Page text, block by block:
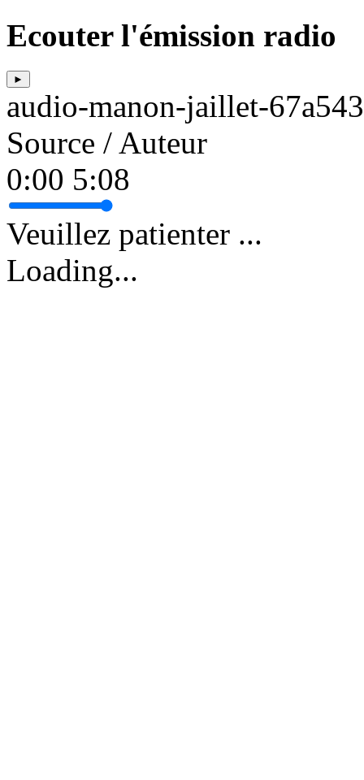
Ecouter l'émission radio
►
audio-manon-jaillet-
Source / Auteur
0:00 5:08
Veuillez patienter ...
Loading...